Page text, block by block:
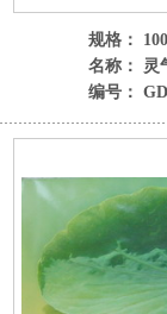
规格：
名称： 灵
编号：